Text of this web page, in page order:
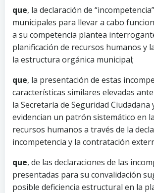
que, la declaración de
municipales para llevar a cabo
a su competencia plantea
planificación de recursos humanos y
la estructura orgánica municipal;
que, la presentación de estas
características similares elevadas
la Secretaría de Seguridad Ciudadana
evidencian un patrón sistemático en
recursos humanos a través de la
incompetencia y la contratación
que, de las declaraciones de las
presentadas para su convalidación
posible deficiencia estructural en la